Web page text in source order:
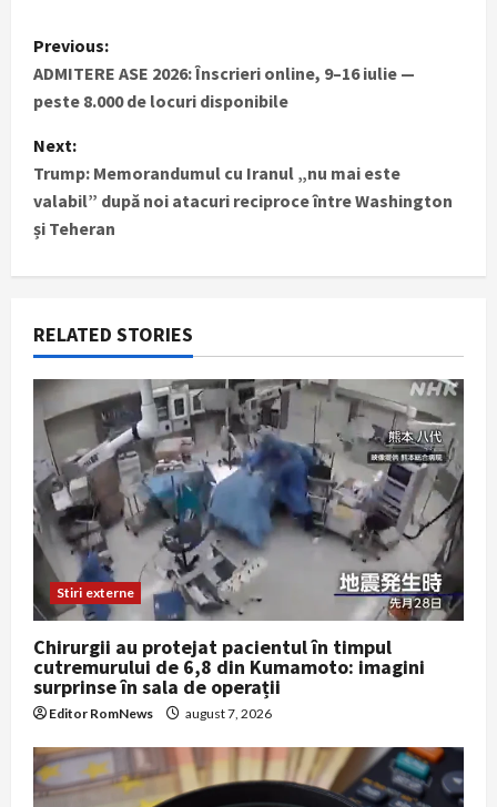
P
o
s
t
n
a
v
i
g
a
t
i
o
n
Previous:
ADMITERE ASE 2026: Înscrieri online, 9–16 iulie —
peste 8.000 de locuri disponibile
Next:
Trump: Memorandumul cu Iranul „nu mai este
valabil” după noi atacuri reciproce între Washington
și Teheran
RELATED STORIES
Stiri externe
Chirurgii au protejat pacientul în timpul
cutremurului de 6,8 din Kumamoto: imagini
surprinse în sala de operații
Editor RomNews august 7, 2026